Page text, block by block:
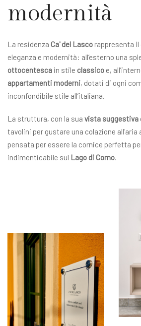
modernità
La residenza Ca' del Lasco rappresenta
eleganza e modernità: all’esterno una
ottocentesca in stile classico e,
appartamenti moderni, dotati di ogni
inconfondibile stile all’italiana.
La struttura, con la sua vista suggestiva
tavolini per gustare una colazione all'aria
pensata per essere la cornice perfetta
indimenticabile sul Lago di Como.